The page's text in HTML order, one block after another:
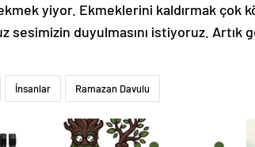
yiyor. Ekmeklerini kaldırmak çok
sesimizin duyulmasını istiyoruz. Artık
İnsanlar Ramazan Davulu